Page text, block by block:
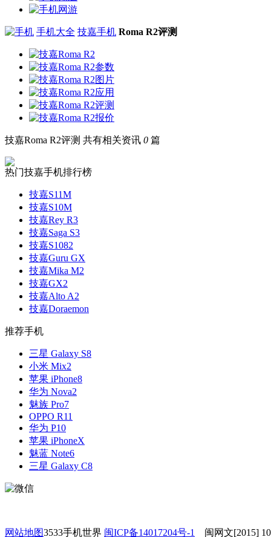
手机大全 技嘉手机 Roma R2评测
技嘉Roma R2评测 共有相关资讯 0 篇
热门技嘉手机排行榜
技嘉S11M
技嘉S10M
技嘉Rey R3
技嘉Saga S3
技嘉S1082
技嘉Guru GX
技嘉Mika M2
技嘉GX2
技嘉Alto A2
技嘉Doraemon
推荐手机
三星 Galaxy S8
小米 Mix2
苹果 iPhone8
华为 Nova2
魅族 Pro7
OPPO R11
华为 P10
苹果 iPhoneX
魅蓝 Note6
三星 Galaxy C8
网站地图3533手机世界 闽ICP备14017204号-1 闽网文[2015]